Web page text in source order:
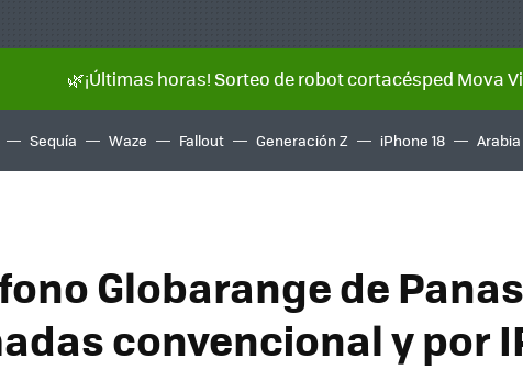
🌿¡Últimas horas! Sorteo de robot cortacésped Mova
Sequía Waze Fallout Generación Z iPhone 18
Globarange de
convencional y por